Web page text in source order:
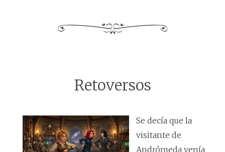
Retoversos
Se decía que la
visitante de
Andrómeda venía